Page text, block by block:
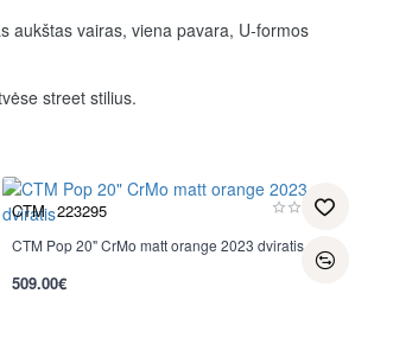
aukštas vairas, viena pavara, U-formos
street stilius.
CTM 223295
CTM Pop 20" CrMo matt orange 2023 dviratis
509.00€